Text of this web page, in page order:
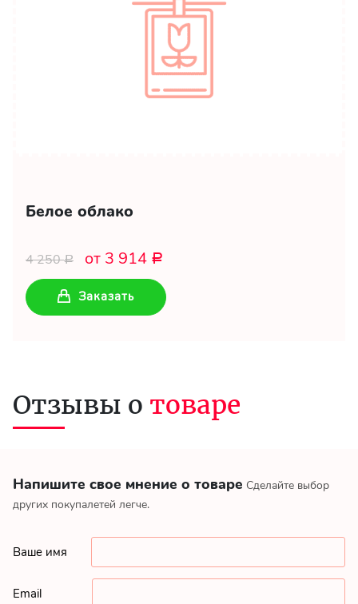
Белое облако
4 250Р от 3 914 Р
Заказать
Напишите свое мнение о товаре Сделайте выбор
других покупалетей легче.
Ваше имя
Email
Отзывы о товаре